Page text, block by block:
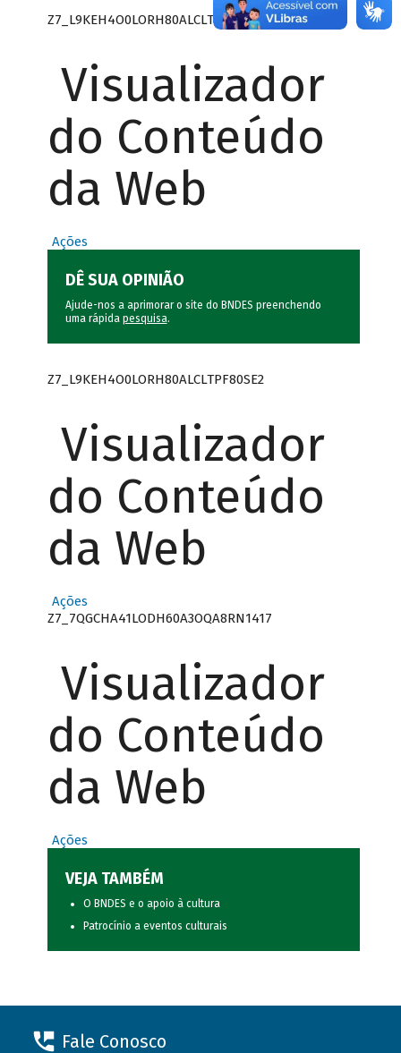
Z7_L9KEH4O0LORH80ALCLTPF80SE0
Visualizador
do Conteúdo
da Web
Ações
DÊ SUA OPINIÃO
Ajude-nos a aprimorar o site do BNDES preenchendo
uma rápida pesquisa.
Z7_L9KEH4O0LORH80ALCLTPF80SE2
Visualizador
do Conteúdo
da Web
Ações
Z7_7QGCHA41LODH60A3OQA8RN1417
Visualizador
do Conteúdo
da Web
Ações
VEJA TAMBÉM
O BNDES e o apoio à cultura
Patrocínio a eventos culturais
Fale Conosco